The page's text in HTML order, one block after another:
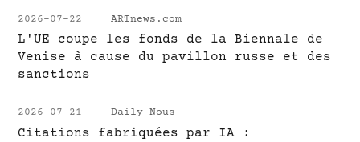
2026-07-22 ARTnews.com
L'UE coupe les fonds de la Biennale de
Venise à cause du pavillon russe et des
sanctions
2026-07-21 Daily Nous
Citations fabriquées par IA :